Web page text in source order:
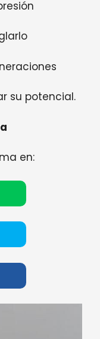
su potencial.
en: